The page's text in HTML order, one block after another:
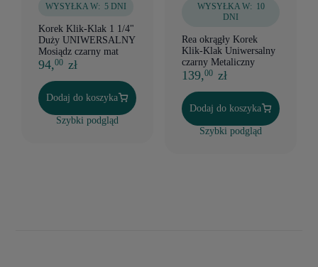
WYSYŁKA W: 5 DNI
Korek Klik-Klak 1 1/4"
Duży UNIWERSALNY
Mosiądz czarny mat
94,00 zł
Dodaj do koszyka
Szybki podgląd
WYSYŁKA W: 10
DNI
Rea okrągły Korek
Klik-Klak Uniwersalny
czarny Metaliczny
139,00 zł
Dodaj do koszyka
Szybki podgląd